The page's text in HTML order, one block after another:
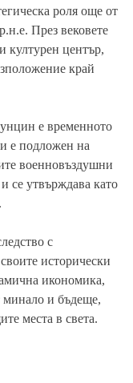
роля още от
През вековете
културен център,
край
е временното
е подложен на
военновъздушни
се утвърждава като
с
исторически
икономика,
минало и бъдеще,
места в света.